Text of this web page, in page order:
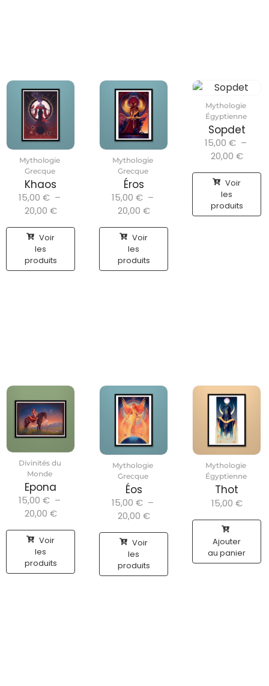
Mythologie
Grecque
Khaos
15,00 € –
20,00 €
Voir
les
produits
Mythologie
Grecque
Éros
15,00 € –
20,00 €
Voir
les
produits
Mythologie
Égyptienne
Sopdet
15,00 € –
20,00 €
Voir
les
produits
Divinités du
Monde
Epona
15,00 € –
20,00 €
Voir
les
produits
Mythologie
Grecque
Éos
15,00 € –
20,00 €
Voir
les
produits
Mythologie
Égyptienne
Thot
15,00 €
Ajouter
au panier